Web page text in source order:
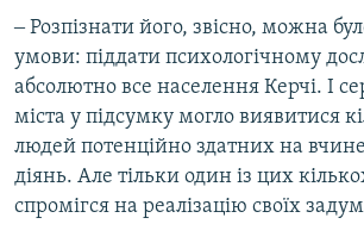
‒ Розпізнати його, звісно, можна
умови: піддати психологічному
абсолютно все населення Керчі. І
міста у підсумку могло виявитися
людей потенційно здатних на
діянь. Але тільки один із цих
спромігся на реалізацію своїх